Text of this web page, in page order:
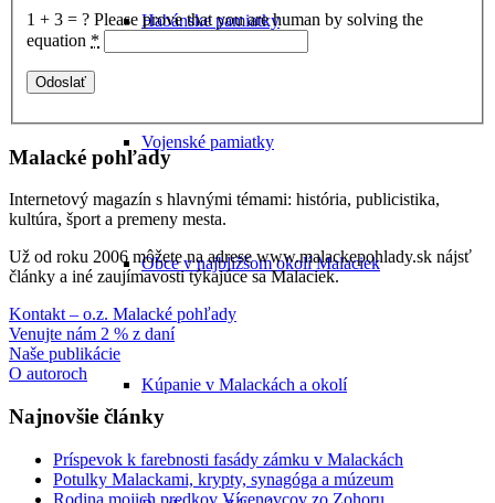
Habánske pamiatky
Vojenské pamiatky
Obce v najbližšom okolí Malaciek
Kúpanie v Malackách a okolí
1 + 3 = ? Please prove that you are human by solving the
equation *
Malacké pohľady
Internetový magazín s hlavnými témami: história, publicistika,
kultúra, šport a premeny mesta.
Už od roku 2006 môžete na adrese www.malackepohlady.sk nájsť
články a iné zaujímavosti týkajúce sa Malaciek.
Kontakt – o.z. Malacké pohľady
Venujte nám 2 % z daní
Naše publikácie
O autoroch
Najnovšie články
Príspevok k farebnosti fasády zámku v Malackách
Potulky Malackami, krypty, synagóga a múzeum
Rodina mojich predkov Vícenovcov zo Zohoru